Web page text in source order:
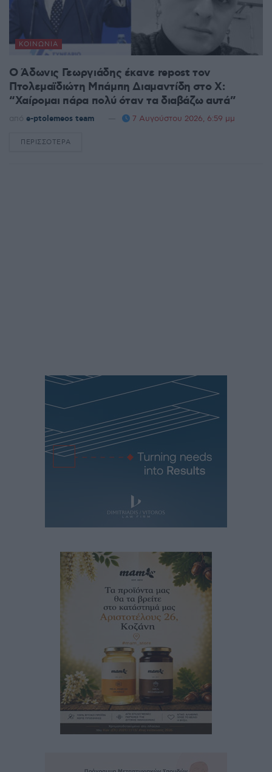
ΚΟΙΝΩΝΊΑ
Ο Άδωνις Γεωργιάδης έκανε repost τον
Πτολεμαϊδιώτη Μπάμπη Διαμαντίδη στο X:
“Χαίρομαι πάρα πολύ όταν τα διαβάζω αυτά”
από e-ptolemeos team 7 Αυγούστου 2026, 6:59 μμ
ΠΕΡΙΣΣΌΤΕΡΑ